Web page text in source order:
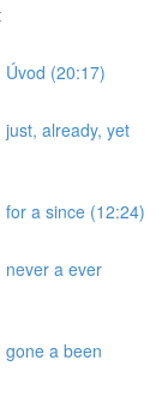
(20:17)
already, yet
a since (12:24)
never a ever
a been